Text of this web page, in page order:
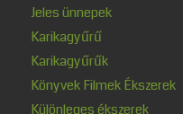
Jeles ünnepek
Karikagyűrű
Karikagyűrűk
Könyvek Filmek Ékszerek
Különleges ékszerek